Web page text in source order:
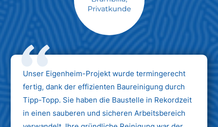
Max Mustermann
Unternehmen AG
Unser Eigenheim-Projekt wurde termingerecht
fertig, dank der effizienten Baureinigung durch
Tipp-Topp. Sie haben die Baustelle in Rekordzeit
in einen sauberen und sicheren Arbeitsbereich